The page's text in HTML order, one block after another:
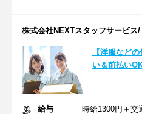
株式会社NEXTスタッフサービス
【洋服など
い＆前払い
給与
時給1300円＋交